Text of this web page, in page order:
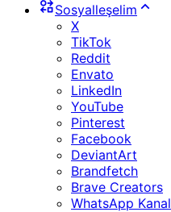
Sosyalleşelim
X
TikTok
Reddit
Envato
LinkedIn
YouTube
Pinterest
Facebook
DeviantArt
Brandfetch
Brave Creators
WhatsApp Kanal